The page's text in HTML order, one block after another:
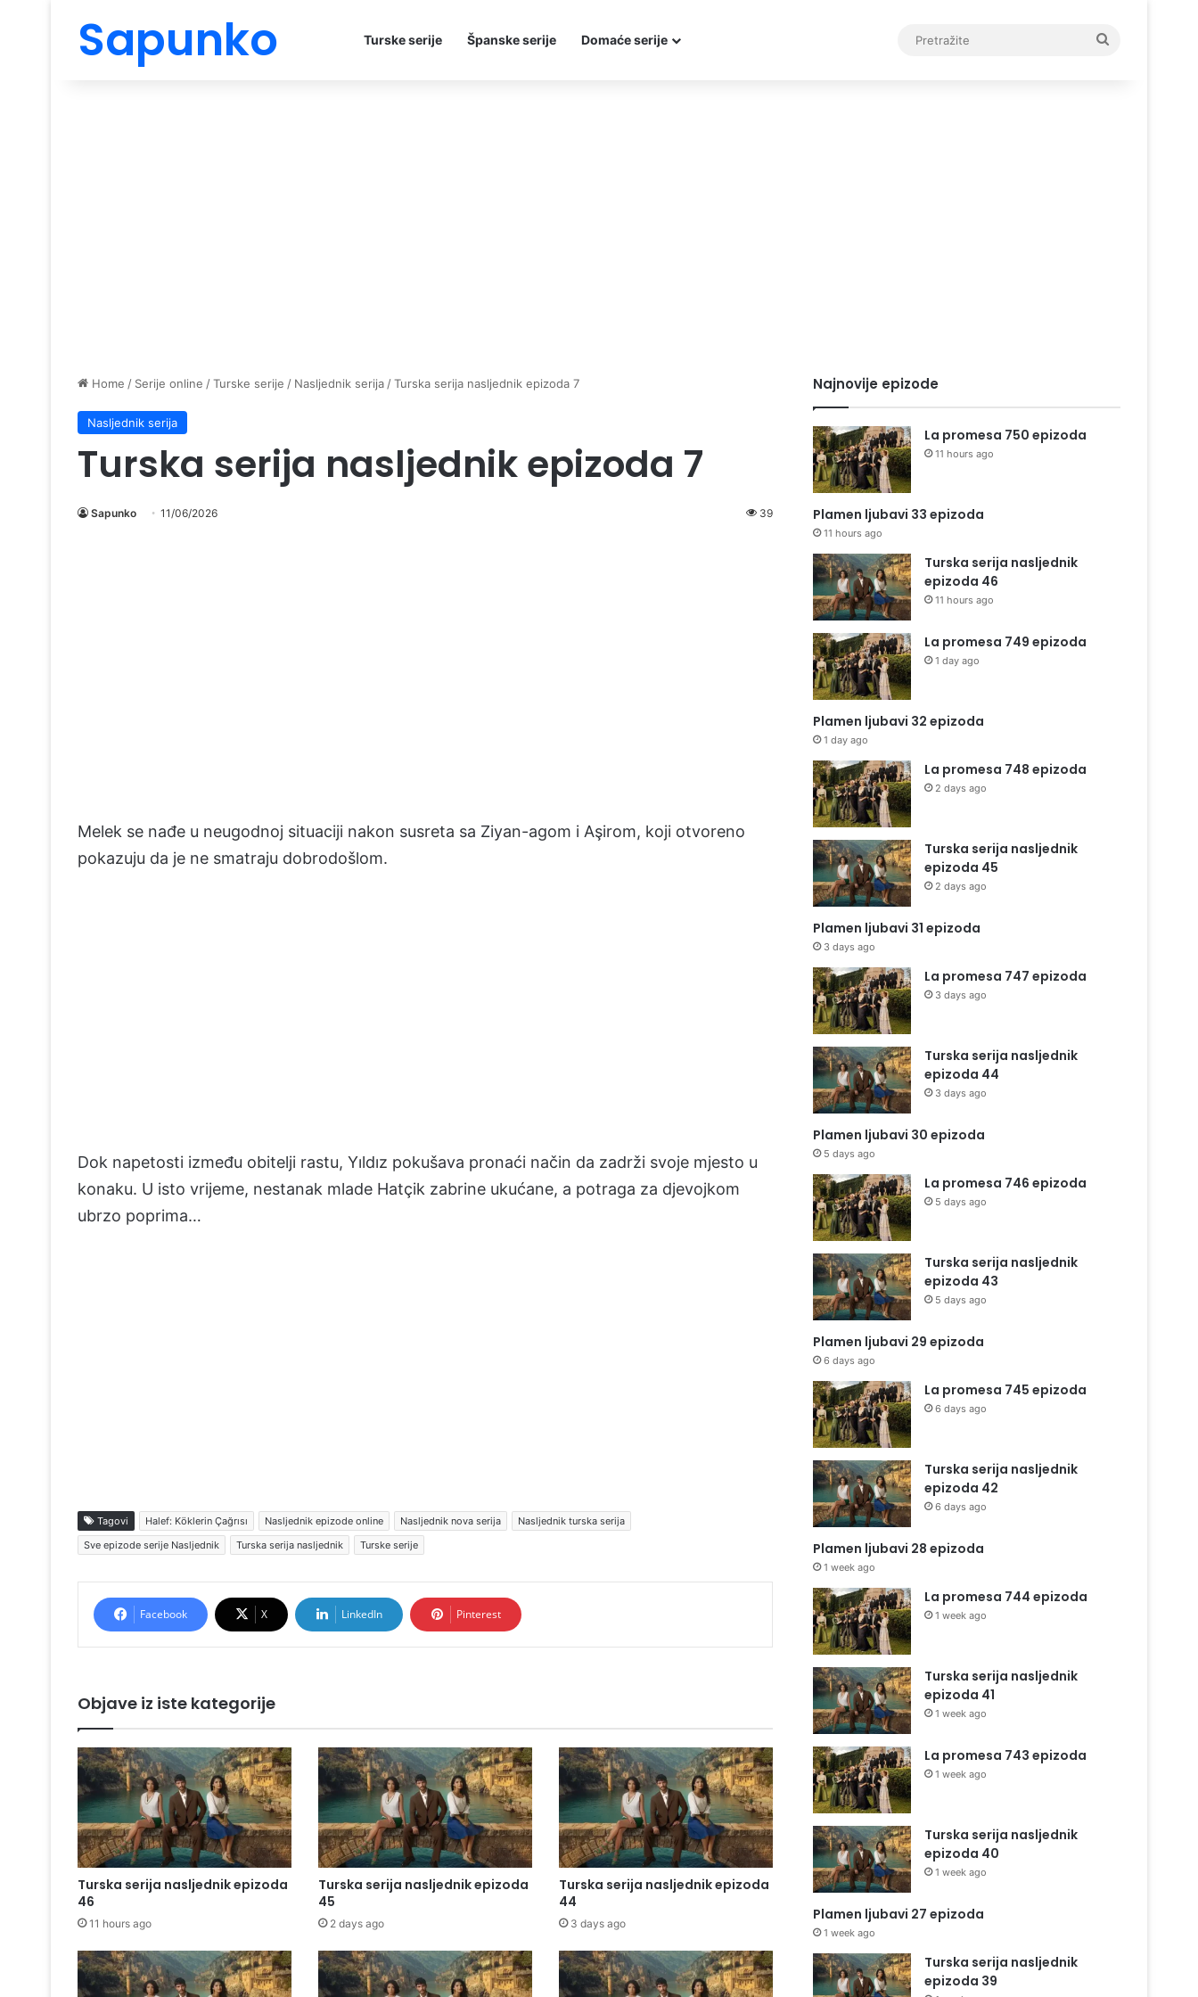
Sapunko Turske serije Španske serije Domaće serije
Home / Serije online /Turske serije / Nasljednik serija /Turska serija nasljednik epizoda 7
Nasljednik serija
Turska serija nasljednik epizoda 7
Sapunko 11/06/2026 39
Melek se nađe u neugodnoj situaciji nakon susreta sa Ziyan-agom i Aşirom, koji otvoreno
pokazuju da je ne smatraju dobrodošlom.
Dok napetosti između obitelji rastu, Yıldız pokušava pronaći način da zadrži svoje mjesto u
konaku. U isto vrijeme, nestanak mlade Hatçik zabrine ukućane, a potraga za djevojkom
ubrzo poprima…
Tagovi Halef: Köklerin Çağrısı Nasljednik epizode online Nasljednik nova serija
Nasljednik turska serija
Sve epizode serije Nasljednik
Turska serija nasljednik Turske serije
Facebook X LinkedIn Pinterest
Objave iz iste kategorije
Turska serija nasljednik epizoda
46
11 hours ago
Turska serija nasljednik epizoda
45
2 days ago
Turska serija nasljednik epizoda
44
3 days ago
Najnovije epizode
La promesa 750 epizoda
11 hours ago
Plamen ljubavi 33 epizoda
11 hours ago
Turska serija nasljednik
epizoda 46
11 hours ago
La promesa 749 epizoda
1 day ago
Plamen ljubavi 32 epizoda
1 day ago
La promesa 748 epizoda
2 days ago
Turska serija nasljednik
epizoda 45
2 days ago
Plamen ljubavi 31 epizoda
3 days ago
La promesa 747 epizoda
3 days ago
Turska serija nasljednik
epizoda 44
3 days ago
Plamen ljubavi 30 epizoda
5 days ago
La promesa 746 epizoda
5 days ago
Turska serija nasljednik
epizoda 43
5 days ago
Plamen ljubavi 29 epizoda
6 days ago
La promesa 745 epizoda
6 days ago
Turska serija nasljednik
epizoda 42
6 days ago
Plamen ljubavi 28 epizoda
1 week ago
La promesa 744 epizoda
1 week ago
Turska serija nasljednik
epizoda 41
1 week ago
La promesa 743 epizoda
1 week ago
Turska serija nasljednik
epizoda 40
1 week ago
Plamen ljubavi 27 epizoda
1 week ago
Turska serija nasljednik
epizoda 39